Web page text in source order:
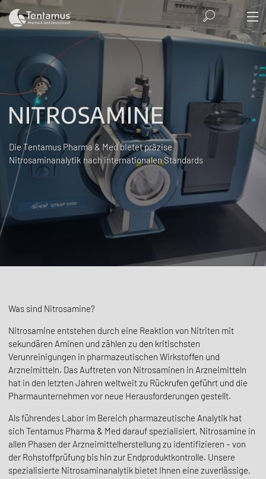
NITROSAMINE
Die Tentamus Pharma & Med bietet präzise
Nitrosaminanalytik nach internationalen Standards
Was sind Nitrosamine?
Nitrosamine entstehen durch eine Reaktion von Nitriten mit
sekundären Aminen und zählen zu den kritischsten
Verunreinigungen in pharmazeutischen Wirkstoffen und
Arzneimitteln. Das Auftreten von Nitrosaminen in Arzneimitteln
hat in den letzten Jahren weltweit zu Rückrufen geführt und die
Pharmaunternehmen vor neue Herausforderungen gestellt.
Als führendes Labor im Bereich pharmazeutische Analytik hat
sich Tentamus Pharma & Med darauf spezialisiert, Nitrosamine in
allen Phasen der Arzneimittelherstellung zu identifizieren – von
der Rohstoffprüfung bis hin zur Endproduktkontrolle. Unsere
spezialisierte Nitrosaminanalytik bietet Ihnen eine zuverlässige,